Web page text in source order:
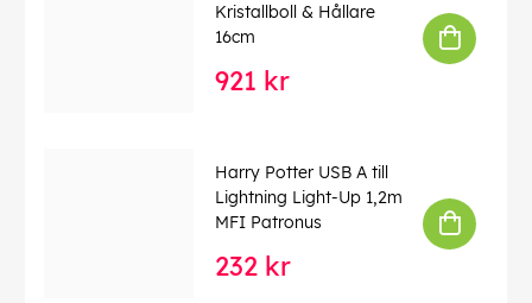
Kristallboll & Hållare
16cm
921 kr
Harry Potter USB A till
Lightning Light-Up 1,2m
MFI Patronus
232 kr